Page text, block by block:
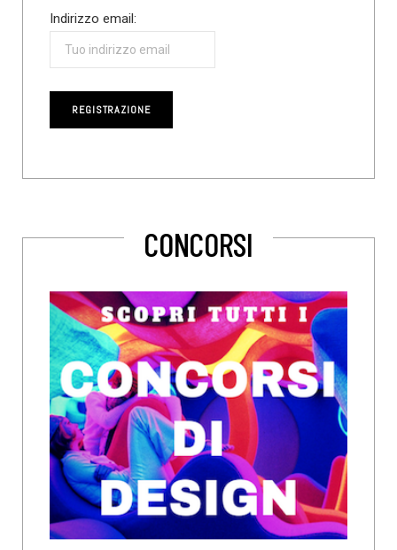
Indirizzo email:
CONCORSI